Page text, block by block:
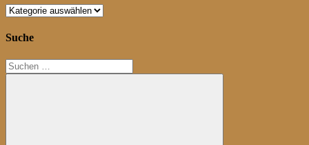
Kategorien
Suche
Suchen
nach: